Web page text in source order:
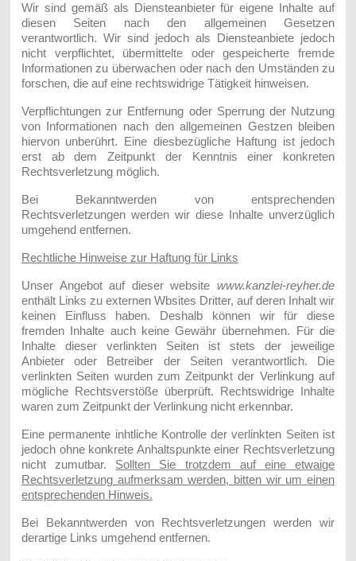
Wir sind gemäß als Diensteanbieter für eigene Inhalte auf
diesen Seiten nach den allgemeinen Gesetzen
verantwortlich. Wir sind jedoch als Diensteanbiete jedoch
nicht verpflichtet, übermittelte oder gespeicherte fremde
Informationen zu überwachen oder nach den Umständen zu
forschen, die auf eine rechtswidrige Tätigkeit hinweisen.
Verpflichtungen zur Entfernung oder Sperrung der Nutzung
von Informationen nach den allgemeinen Gestzen bleiben
hiervon unberührt. Eine diesbezügliche Haftung ist jedoch
erst ab dem Zeitpunkt der Kenntnis einer konkreten
Rechtsverletzung möglich.
Bei Bekanntwerden von entsprechenden
Rechtsverletzungen werden wir diese Inhalte unverzüglich
umgehend entfernen.
Rechtliche Hinweise zur Haftung für Links
Unser Angebot auf dieser websitewww.kanzlei-reyher.de
enthält Links zu externen Wbsites Dritter, auf deren Inhalt wir
keinen Einfluss haben. Deshalb können wir für diese
fremden Inhalte auch keine Gewähr übernehmen. Für die
Inhalte dieser verlinkten Seiten ist stets der jeweilige
Anbieter oder Betreiber der Seiten verantwortlich. Die
verlinkten Seiten wurden zum Zeitpunkt der Verlinkung auf
mögliche Rechtsverstöße überprüft. Rechtswidrige Inhalte
waren zum Zeitpunkt der Verlinkung nicht erkennbar.
Eine permanente inhtliche Kontrolle der verlinkten Seiten ist
jedoch ohne konkrete Anhaltspunkte einer Rechtsverletzung
nicht zumutbar. Sollten Sie trotzdem auf eine etwaige
Rechtsverletzung aufmerksam werden, bitten wir um einen
entsprechenden Hinweis.
Bei Bekanntwerden von Rechtsverletzungen werden wir
derartige Links umgehend entfernen.